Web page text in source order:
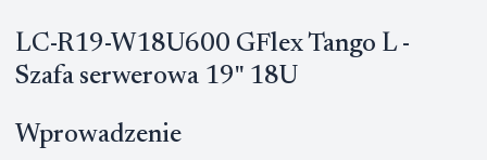
LC-R19-W18U600 GFlex Tango L -
Szafa serwerowa 19" 18U
Wprowadzenie